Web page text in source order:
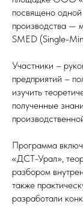
посвящено
производства —
SMED (Single-
Участники –
предприятий –
изучить
полученные
Программа
«ДСТ-Урал»,
разбором
также
разработали